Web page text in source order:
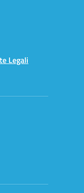
Legali